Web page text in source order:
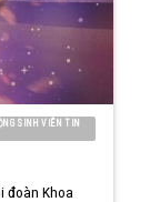
SINH VIÊN TIN
đoàn Khoa